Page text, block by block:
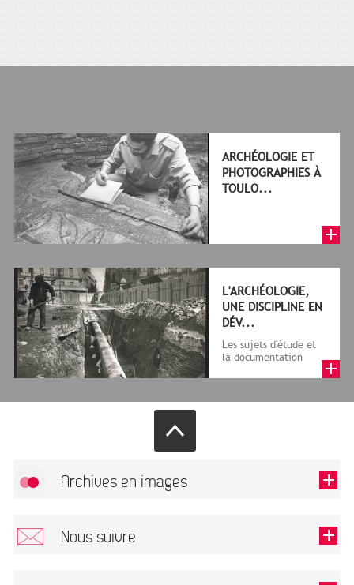
ARCHÉOLOGIE ET
PHOTOGRAPHIES À
TOULO...
L'ARCHÉOLOGIE,
UNE DISCIPLINE EN
DÉV...
Les sujets d'étude et
la documentation
Archives en images
Nous suivre